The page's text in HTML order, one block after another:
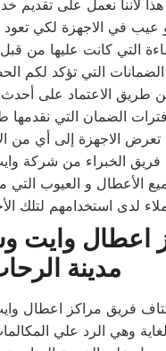
هذا لأننا نعمل على تقديم
في الاجهزة لكي تعود
التي كانت عليها من
الضمانات التي تؤكد لكم
طريق الاعتماد على أحدث
الضمان التي نقدمها
تعرض الاجهزة إلى أي من
فريق الخبراء من شركة
الأعطال و العيوب التي
لدى استخدامهم لتلك
اعطال وايت
مدينة
فريق مراكز اعطال
وهي الرد علي